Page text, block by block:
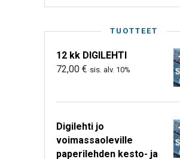
TUOTTEET
12 kk DIGILEHTI
72,00 € sis. alv. 10%
Digilehti jo
voimassaoleville
paperilehden kesto- ja